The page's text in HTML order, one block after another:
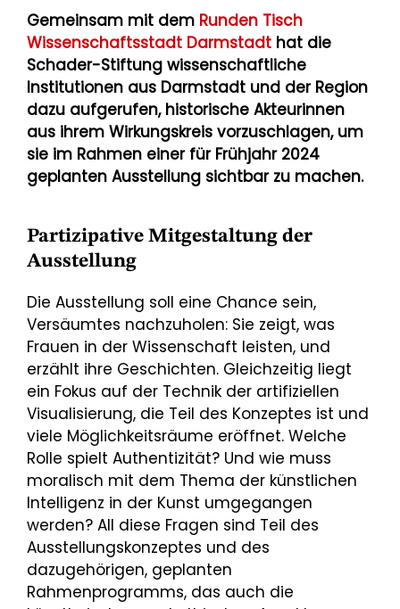
Gemeinsam mit dem Runden Tisch
Wissenschaftsstadt Darmstadt hat die
Schader-Stiftung wissenschaftliche
Institutionen aus Darmstadt und der Region
dazu aufgerufen, historische Akteurinnen
aus ihrem Wirkungskreis vorzuschlagen, um
sie im Rahmen einer für Frühjahr 2024
geplanten Ausstellung sichtbar zu machen.
Partizipative Mitgestaltung der
Ausstellung
Die Ausstellung soll eine Chance sein,
Versäumtes nachzuholen: Sie zeigt, was
Frauen in der Wissenschaft leisten, und
erzählt ihre Geschichten. Gleichzeitig liegt
ein Fokus auf der Technik der artifiziellen
Visualisierung, die Teil des Konzeptes ist und
viele Möglichkeitsräume eröffnet. Welche
Rolle spielt Authentizität? Und wie muss
moralisch mit dem Thema der künstlichen
Intelligenz in der Kunst umgegangen
werden? All diese Fragen sind Teil des
Ausstellungskonzeptes und des
dazugehörigen, geplanten
Rahmenprogramms, das auch die